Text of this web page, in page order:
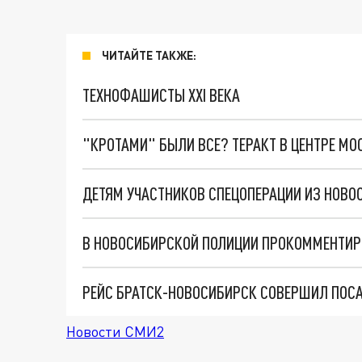
ЧИТАЙТЕ ТАКЖЕ:
ТЕХНОФАШИСТЫ XXI ВЕКА
"КРОТАМИ" БЫЛИ ВСЕ? ТЕРАКТ В ЦЕНТРЕ
В НОВОСИБИРСКОЙ ПОЛИЦИИ
РЕЙС БРАТСК-НОВОСИБИРСК СОВЕРШИЛ
Новости СМИ2